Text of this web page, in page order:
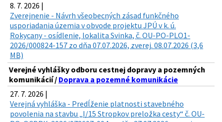
8. 7. 2026 |
Zverejnenie - Návrh všeobecných zásad funkčného
usporiadania územia v obvode projektu JPÚ v k. ú.
Rokycany - osídlenie, lokalita Svinka, č. OU-PO-PLO1-
2026/000824-157 zo dňa 07.07.2026, zverej. 08.07.2026 (3,6
MB)
Verejné vyhlášky odboru cestnej dopravy a pozemných
komunikácií / Doprava a pozemné komunikácie
27. 7. 2026 |
Verejná vyhláška - Predĺženie platnosti stavebného
povolenia na stavbu „I/15 Stropkov preložka cesty“ č. OU-